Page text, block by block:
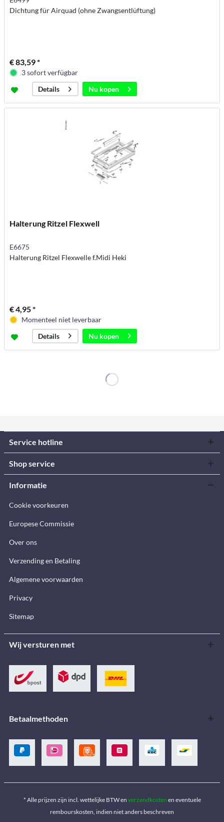
Dichtung für Airquad (ohne Zwangsentlüftung)
€ 83,59 *
3 sofort verfügbar
Details
Nu kopen
Halterung Ritzel Flexwell
E6675
Halterung Ritzel Flexwelle f.Midi Heki
€ 4,95 *
Momenteel niet leverbaar
Details
Nu kopen
Service hotline
Shop service
Informatie
Cookie voorkeuren
Europese Commissie
Over ons
Verzending en Betaling
Algemene voorwaarden
Privacy
Sitemap
Wij versturen met
Betaalmethoden
* Alle prijzen zijn incl. wettelijke BTW en verzendkosten en eventuele
rembourskosten, indien niet anders beschreven